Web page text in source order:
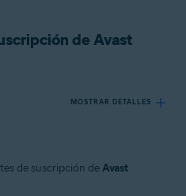
de Avast
MOSTRAR DETALLES
de suscripción deAvast